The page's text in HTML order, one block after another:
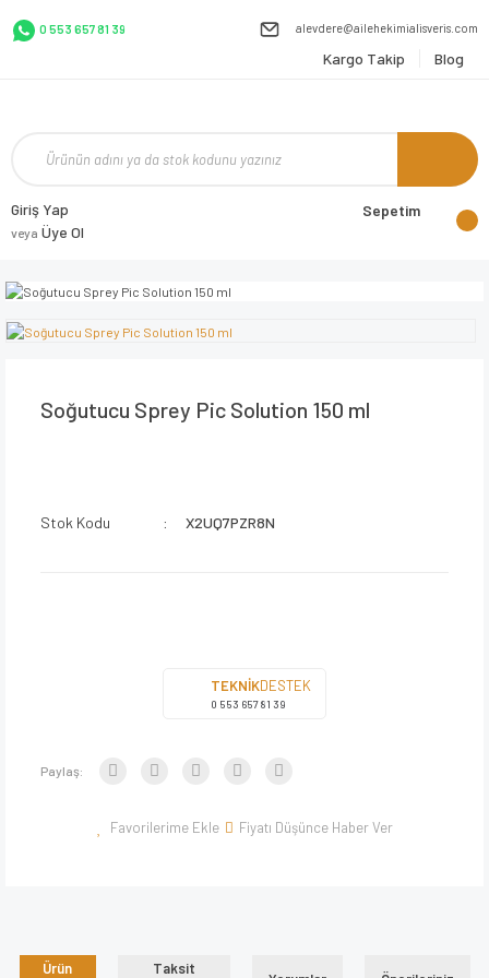
0 553 657 81 39 alevdere@ailehekimialisveris.com
Kargo Takip Blog
Giriş Yap
veya Üye Ol
Sepetim
Soğutucu Sprey Pic Solution 150 ml
Stok Kodu X2UQ7PZR8N
TEKNİKDESTEK
0 553 657 81 39
Paylaş:
Fiyatı Düşünce Haber Ver
Ürün
Taksit